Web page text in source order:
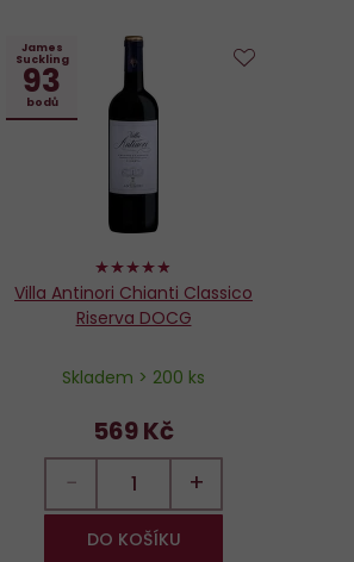
James
Suckling
93
bodů
96%
Villa Antinori Chianti Classico
Riserva DOCG
Skladem > 200 ks
569 Kč
− +
DO KOŠÍKU